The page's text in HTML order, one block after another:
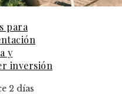
para
y
inversión
2 días